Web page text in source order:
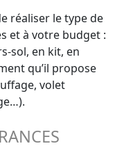
réaliser le type de
et à votre budget :
sol, en kit, en
qu’il propose
volet